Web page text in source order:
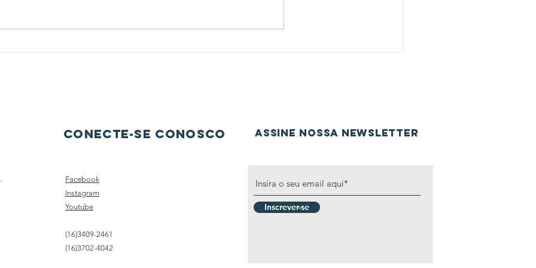
Conecte-se conosco
Facebook
Instagram
Youtube
(16)3409-2461
(16)3702-4042
ASSINE nossa newsletter
Inscrever-se